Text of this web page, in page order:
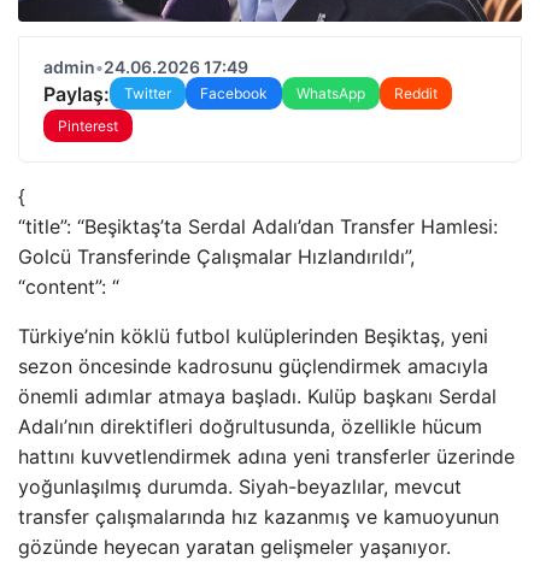
admin•24.06.2026 17:49
Paylaş: Twitter Facebook WhatsApp
Reddit
Pinterest
{
“title”: “Beşiktaş’ta Serdal Adalı’dan Transfer Hamlesi:
Golcü Transferinde Çalışmalar Hızlandırıldı”,
“content”: “
Türkiye’nin köklü futbol kulüplerinden Beşiktaş, yeni
sezon öncesinde kadrosunu güçlendirmek amacıyla
önemli adımlar atmaya başladı. Kulüp başkanı Serdal
Adalı’nın direktifleri doğrultusunda, özellikle hücum
hattını kuvvetlendirmek adına yeni transferler üzerinde
yoğunlaşılmış durumda. Siyah-beyazlılar, mevcut
transfer çalışmalarında hız kazanmış ve kamuoyunun
gözünde heyecan yaratan gelişmeler yaşanıyor.